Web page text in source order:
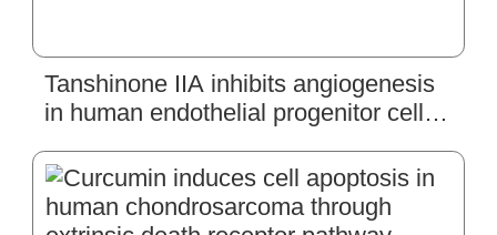
Tanshinone IIA inhibits angiogenesis
in human endothelial progenitor cells